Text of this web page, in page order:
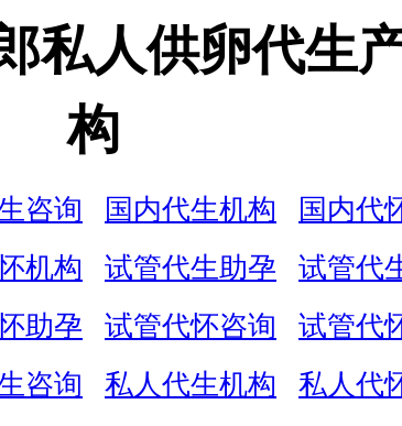
私人供卵代生
构
咨询 国内代生机构
国内代
机构 试管代生助孕
试管代
助孕 试管代怀咨询
试管代
咨询 私人代生机构
私人代